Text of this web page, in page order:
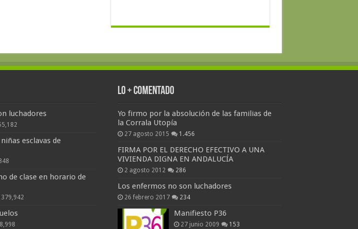
luchadores
esclavas de
de clase en horario de
379,942
Lo + Comentado
Yo firmo por la absolución de las familias de
la Corrala Utopía
27 agosto 2015 1.456
FIRMA POR EL DERECHO EFECTIVO A UNA
VIVIENDA DIGNA EN ANDALUCÍA
2 agosto 2012 286
Los enfermos no son luchadores
26 febrero 2017 234
Manifiesto P36
27 junio 2009 153